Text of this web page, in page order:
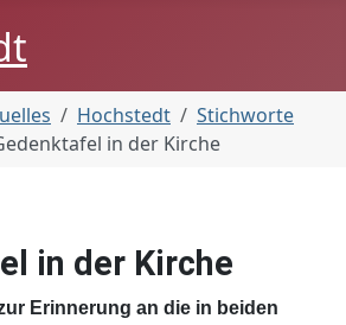
Hochstedt
Stichworte
in der Kirche
in der Kirche
Erinnerung an die in beiden